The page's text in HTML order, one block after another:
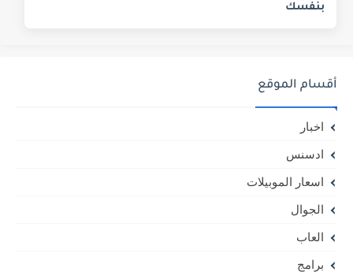
بنفسك
أقسام الموقع
اخبار
ادسنس
اسعار الموبيلات
الجوال
العاب
برامج